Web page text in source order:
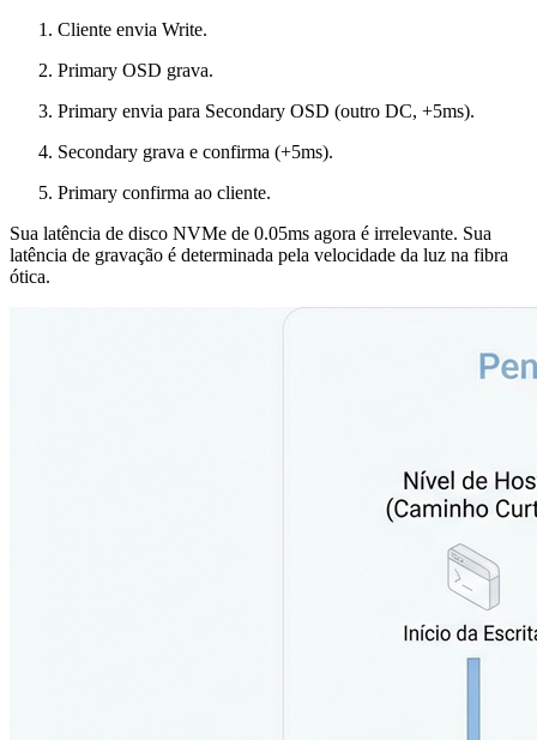
Cliente envia Write.
Primary OSD grava.
Primary envia para Secondary OSD (outro DC, +5ms).
Secondary grava e confirma (+5ms).
Primary confirma ao cliente.
Sua latência de disco NVMe de 0.05ms agora é irrelevante. Sua
latência de gravação é determinada pela velocidade da luz na fibra
ótica.